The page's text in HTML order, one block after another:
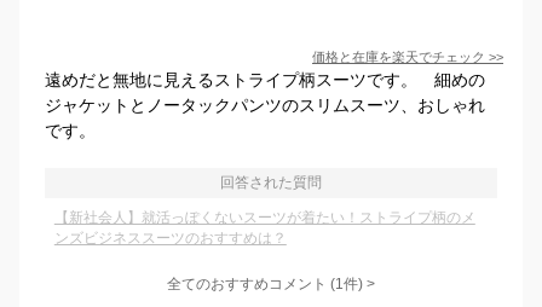
価格と在庫を楽天でチェック >>
遠めだと無地に見えるストライプ柄スーツです。 細めの
ジャケットとノータックパンツのスリムスーツ、おしゃれ
です。
回答された質問
【新社会人】就活っぽくないスーツが着たい！ストライプ柄のメ
ンズビジネススーツのおすすめは？
全てのおすすめコメント (1件) >